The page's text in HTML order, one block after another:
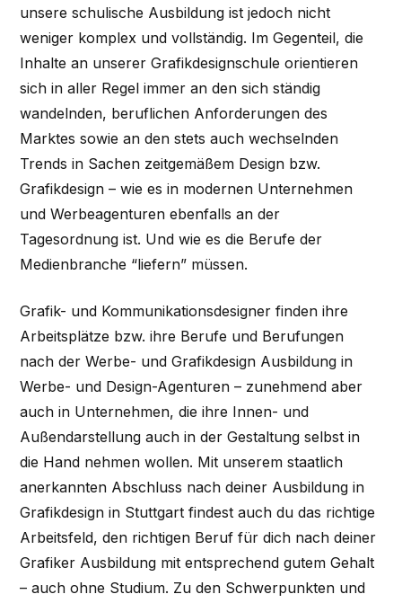
unsere schulische Ausbildung ist jedoch nicht
weniger komplex und vollständig. Im Gegenteil, die
Inhalte an unserer Grafikdesignschule orientieren
sich in aller Regel immer an den sich ständig
wandelnden, beruflichen Anforderungen des
Marktes sowie an den stets auch wechselnden
Trends in Sachen zeitgemäßem Design bzw.
Grafikdesign – wie es in modernen Unternehmen
und Werbeagenturen ebenfalls an der
Tagesordnung ist. Und wie es die Berufe der
Medienbranche “liefern” müssen.
Grafik- und Kommunikationsdesigner finden ihre
Arbeitsplätze bzw. ihre Berufe und Berufungen
nach der Werbe- und Grafikdesign Ausbildung in
Werbe- und Design-Agenturen – zunehmend aber
auch in Unternehmen, die ihre Innen- und
Außendarstellung auch in der Gestaltung selbst in
die Hand nehmen wollen. Mit unserem staatlich
anerkannten Abschluss nach deiner Ausbildung in
Grafikdesign in Stuttgart findest auch du das richtige
Arbeitsfeld, den richtigen Beruf für dich nach deiner
Grafiker Ausbildung mit entsprechend gutem Gehalt
– auch ohne Studium. Zu den Schwerpunkten und